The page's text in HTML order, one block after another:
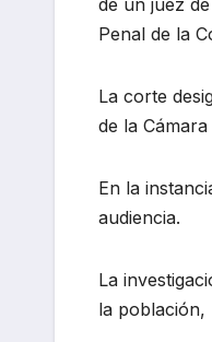
de un juez
Penal de la
La corte
de la
En la
audiencia.
La
la población,